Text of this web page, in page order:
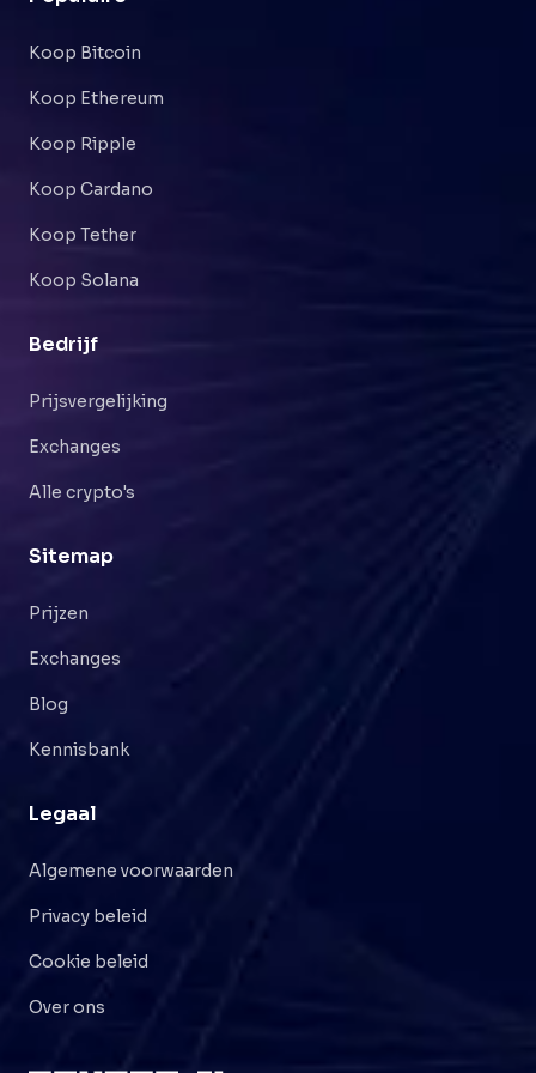
Koop Bitcoin
Koop Ethereum
Koop Ripple
Koop Cardano
Koop Tether
Koop Solana
Bedrijf
Prijsvergelijking
Exchanges
Alle crypto's
Sitemap
Prijzen
Exchanges
Blog
Kennisbank
Legaal
Algemene voorwaarden
Privacy beleid
Cookie beleid
Over ons